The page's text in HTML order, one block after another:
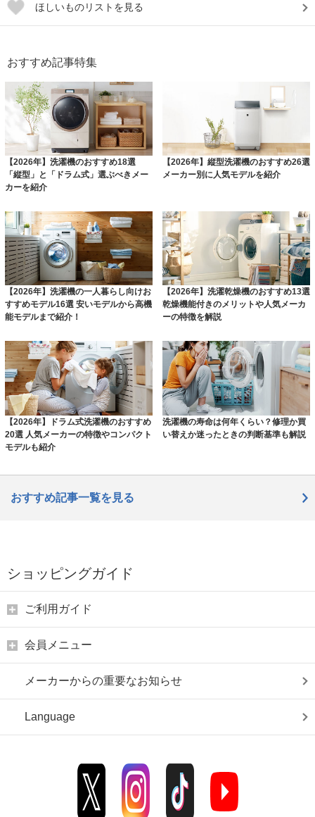
ほしいものリストを見る
おすすめ記事特集
【2026年】洗濯機のおすすめ18選
「縦型」と「ドラム式」選ぶべきメー
カーを紹介
【2026年】縦型洗濯機のおすすめ26選
メーカー別に人気モデルを紹介
【2026年】洗濯機の一人暮らし向けお
すすめモデル16選 安いモデルから高機
能モデルまで紹介！
【2026年】洗濯乾燥機のおすすめ13選
乾燥機能付きのメリットや人気メーカ
ーの特徴を解説
【2026年】ドラム式洗濯機のおすすめ
20選 人気メーカーの特徴やコンパクト
モデルも紹介
洗濯機の寿命は何年くらい？修理か買
い替えか迷ったときの判断基準も解説
おすすめ記事一覧を見る
ショッピングガイド
ご利用ガイド
会員メニュー
メーカーからの重要なお知らせ
Language